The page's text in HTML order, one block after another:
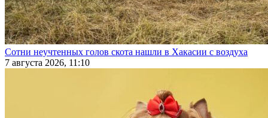
Сотни неучтенных голов скота нашли в Хакасии с воздуха
7 августа 2026, 11:10